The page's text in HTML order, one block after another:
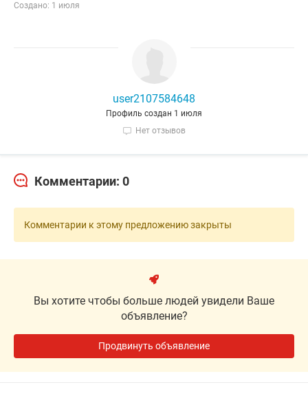
Создано: 1 июля
user2107584648
Профиль создан 1 июля
Нет отзывов
Комментарии: 0
Комментарии к этому предложению закрыты
Вы хотите чтобы больше людей увидели Ваше
объявление?
Продвинуть объявление